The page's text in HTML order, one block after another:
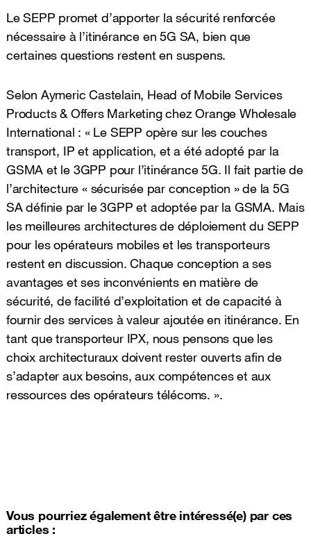
Le SEPP promet d’apporter la sécurité renforcée
nécessaire à l’itinérance en 5G SA, bien que
certaines questions restent en suspens.
Selon Aymeric Castelain, Head of Mobile Services
Products & Offers Marketing chez Orange Wholesale
International : « Le SEPP opère sur les couches
transport, IP et application, et a été adopté par la
GSMA et le 3GPP pour l’itinérance 5G. Il fait partie de
l’architecture « sécurisée par conception » de la 5G
SA définie par le 3GPP et adoptée par la GSMA. Mais
les meilleures architectures de déploiement du SEPP
pour les opérateurs mobiles et les transporteurs
restent en discussion. Chaque conception a ses
avantages et ses inconvénients en matière de
sécurité, de facilité d’exploitation et de capacité à
fournir des services à valeur ajoutée en itinérance. En
tant que transporteur IPX, nous pensons que les
choix architecturaux doivent rester ouverts afin de
s’adapter aux besoins, aux compétences et aux
ressources des opérateurs télécoms. ».
Vous pourriez également être intéressé(e) par ces
articles :